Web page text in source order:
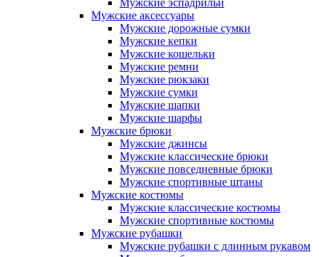
Мужские аксессуары
Мужские дорожные сумки
Мужские кепки
Мужские кошельки
Мужские ремни
Мужские рюкзаки
Мужские сумки
Мужские шапки
Мужские шарфы
Мужские брюки
Мужские джинсы
Мужские классические брюки
Мужские повседневные брюки
Мужские спортивные штаны
Мужские костюмы
Мужские классические костюмы
Мужские спортивные костюмы
Мужские рубашки
Мужские рубашки с длинным рукавом